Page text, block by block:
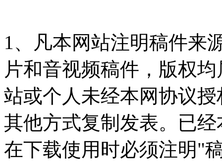
1、凡本网站注明稿件来
片和音视频稿件，版权
站或个人未经本网协议
其他方式复制发表。已
在下载使用时必须注明"